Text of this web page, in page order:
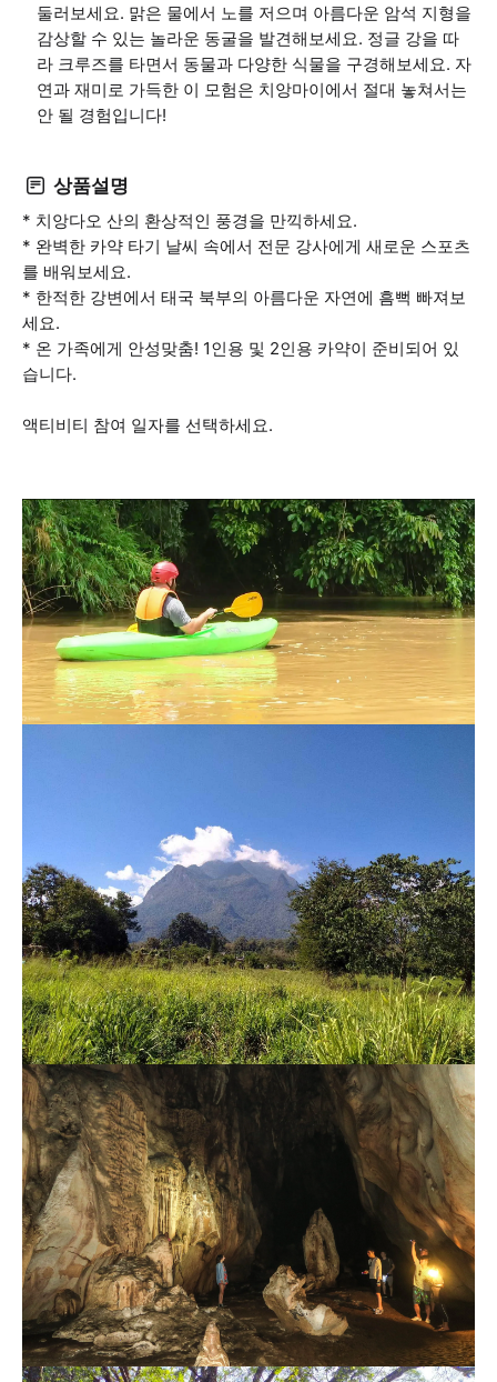
둘러보세요. 맑은 물에서 노를 저으며 아름다운 암석 지형을
감상할 수 있는 놀라운 동굴을 발견해보세요. 정글 강을 따
라 크루즈를 타면서 동물과 다양한 식물을 구경해보세요. 자
연과 재미로 가득한 이 모험은 치앙마이에서 절대 놓쳐서는
안 될 경험입니다!
상품설명
* 치앙다오 산의 환상적인 풍경을 만끽하세요.
* 완벽한 카약 타기 날씨 속에서 전문 강사에게 새로운 스포츠
를 배워보세요.
* 한적한 강변에서 태국 북부의 아름다운 자연에 흠뻑 빠져보
세요.
* 온 가족에게 안성맞춤! 1인용 및 2인용 카약이 준비되어 있
습니다.
액티비티 참여 일자를 선택하세요.